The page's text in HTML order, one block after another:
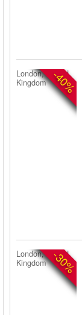
-40%
London, United
Kingdom
-30%
London, United
Kingdom